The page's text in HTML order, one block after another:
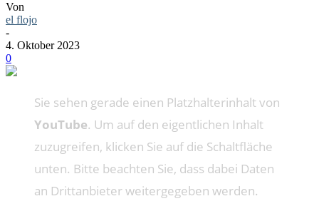
Von
el flojo
-
4. Oktober 2023
0
Sie sehen gerade einen Platzhalterinhalt von
YouTube. Um auf den eigentlichen Inhalt
zuzugreifen, klicken Sie auf die Schaltfläche
unten. Bitte beachten Sie, dass dabei Daten
an Drittanbieter weitergegeben werden.